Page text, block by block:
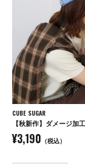
CUBE SUGAR
¥3,190 （税込）